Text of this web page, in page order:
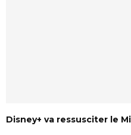
Disney+ va ressusciter le